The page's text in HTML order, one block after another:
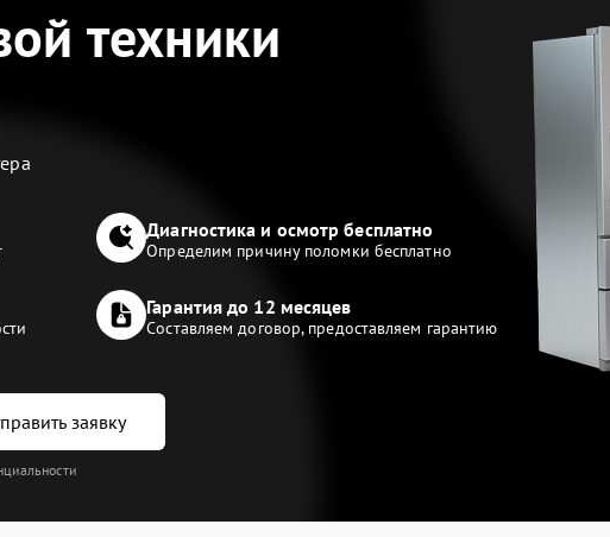
техники
Диагностика и осмотр бесплатно
Определим причину поломки бесплатно
Гарантия до 12 месяцев
Составляем договор, предоставляем гарантию
заявку